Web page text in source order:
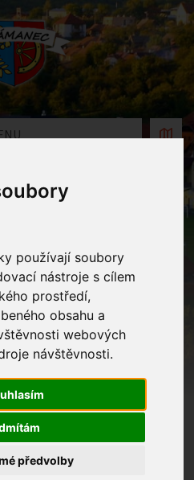
používají soubory
nástroje s cílem
prostředí,
obsahu a
webových
návštěvnosti.
předvolby